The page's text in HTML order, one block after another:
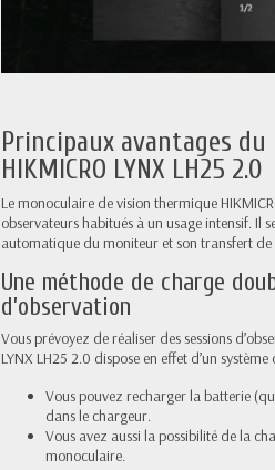
Principaux avantages
HIKMICRO LYNX LH25 2.0
Le monoculaire de vision thermique
observateurs habitués à un usage intensif. Il
automatique du moniteur et son transfert de
Une méthode de charge
d’observation
Vous prévoyez de réaliser des sessions
LYNX LH25 2.0 dispose en effet d’un
Vous pouvez recharger la batterie
dans le chargeur.
Vous avez aussi la possibilité de la
monoculaire.